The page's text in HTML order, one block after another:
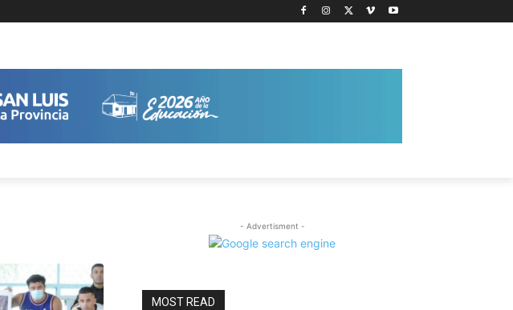
- Advertisment -
MOST READ